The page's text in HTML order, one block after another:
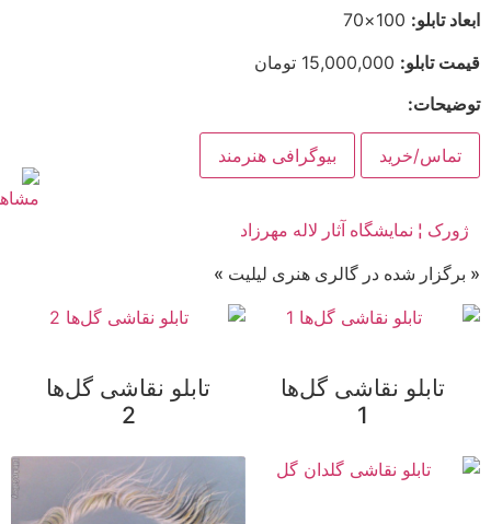
ابعاد تابلو:
قیمت تابلو:
توضیحات:
تماس/خرید بیوگرافی هنرمند
ژورک ¦ نمایشگاه آثار لاله مهرزاد
« برگزار شده در گالری هنری لیلیت »
تابلو نقاشی گل‌ها
1
تابلو نقاشی گل‌ها
2